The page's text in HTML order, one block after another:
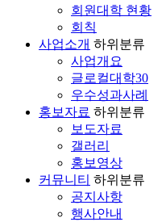
회원대학 현황
회칙
사업소개 하위분류
사업개요
글로컬대학30
우수성과사례
홍보자료 하위분류
보도자료
갤러리
홍보영상
커뮤니티 하위분류
공지사항
행사안내